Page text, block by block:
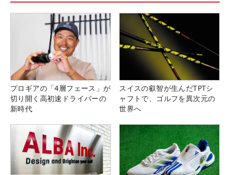
プロギアの「4層フェース」が
切り開く高初速ドライバーの
新時代
スイスの叡智が生んだTPTシ
ャフトで、ゴルフを異次元の
世界へ